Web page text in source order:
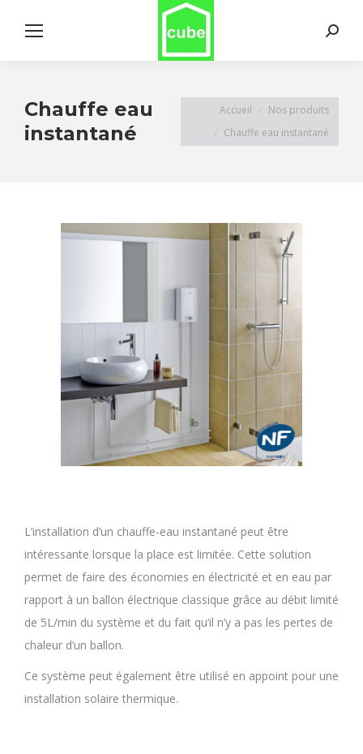
Search:
Chauffe eau
instantané
Vous êtes ici :
Accueil
Nos produits
Chauffe eau instantané
L’installation d’un chauffe-eau instantané peut être
intéressante lorsque la place est limitée. Cette solution
permet de faire des économies en électricité et en eau par
rapport à un ballon électrique classique grâce au débit limité
de 5L/min du système et du fait qu’il n’y a pas les pertes de
chaleur d’un ballon.
Ce système peut également être utilisé en appoint pour une
installation solaire thermique.